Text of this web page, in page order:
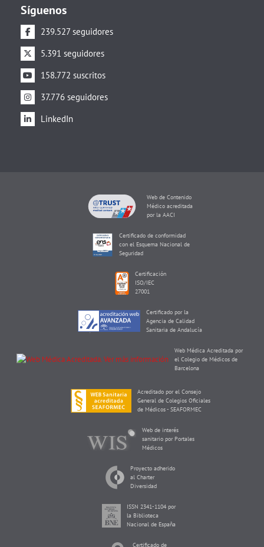
Síguenos
239.527 seguidores
5.391 seguidores
158.772 suscritos
37.776 seguidores
LinkedIn
Web de Contenido
Médico acreditada
por la AACI
Certificado de conformidad
con el Esquema Nacional de
Seguridad
Certificación
ISO/IEC
27001
Certificado por la
Agencia de Calidad
Sanitaria de Andalucía
Web Médica Acreditada por
el Colegio de Médicos de
Barcelona
Acreditado por el Consejo
General de Colegios Oficiales
de Médicos - SEAFORMEC
Web de interés
sanitario por Portales
Médicos
Proyecto adherido
al Charter
Diversidad
ISSN 2341-1104 por
la Biblioteca
Nacional de España
Certificado de